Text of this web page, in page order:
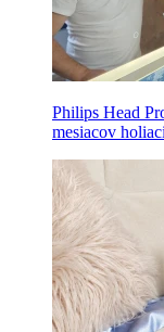
Philips Head
mesiacov